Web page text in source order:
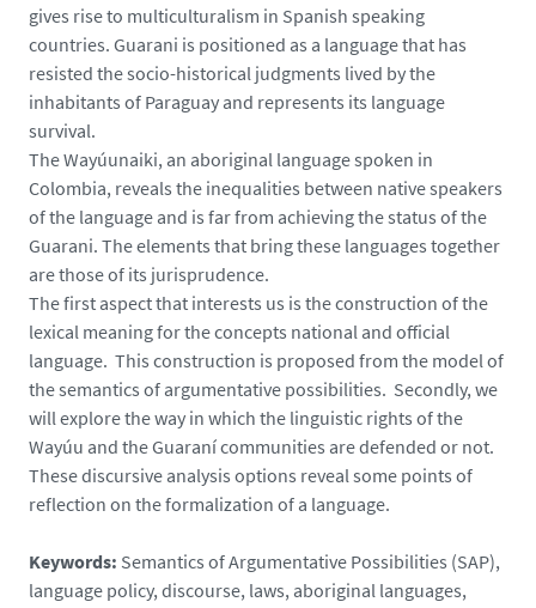
gives rise to multiculturalism in Spanish speaking
countries. Guarani is positioned as a language that has
resisted the socio-historical judgments lived by the
inhabitants of Paraguay and represents its language
survival.
The Wayúunaiki, an aboriginal language spoken in
Colombia, reveals the inequalities between native speakers
of the language and is far from achieving the status of the
Guarani. The elements that bring these languages together
are those of its jurisprudence.
The first aspect that interests us is the construction of the
lexical meaning for the concepts national and official
language. This construction is proposed from the model of
the semantics of argumentative possibilities. Secondly, we
will explore the way in which the linguistic rights of the
Wayúu and the Guaraní communities are defended or not.
These discursive analysis options reveal some points of
reflection on the formalization of a language.
Keywords: Semantics of Argumentative Possibilities (SAP),
language policy, discourse, laws, aboriginal languages,